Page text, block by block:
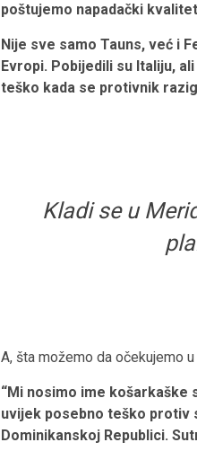
poštujemo napadački
Nije sve samo Tauns, već i
Evropi. Pobijedili su Italiju,
teško kada se protivnik
Kladi se u
A, šta možemo da očekujemo
“Mi nosimo ime košarkaške
uvijek posebno teško protiv
Dominikanskoj Republici.